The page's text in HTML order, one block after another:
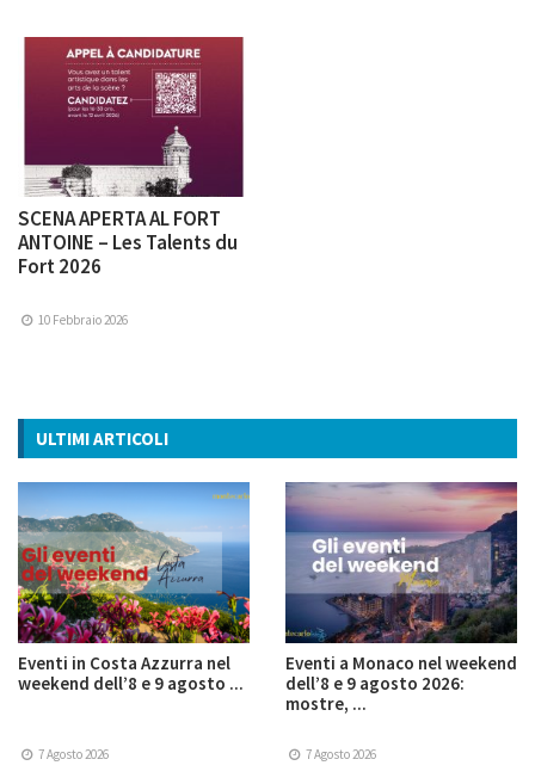
SCENA APERTA AL FORT
ANTOINE – Les Talents du
Fort 2026
10 Febbraio 2026
ULTIMI ARTICOLI
Eventi in Costa Azzurra nel
weekend dell’8 e 9 agosto ...
7 Agosto 2026
Eventi a Monaco nel weekend
dell’8 e 9 agosto 2026:
mostre, ...
7 Agosto 2026